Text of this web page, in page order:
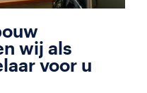
wij als
voor u